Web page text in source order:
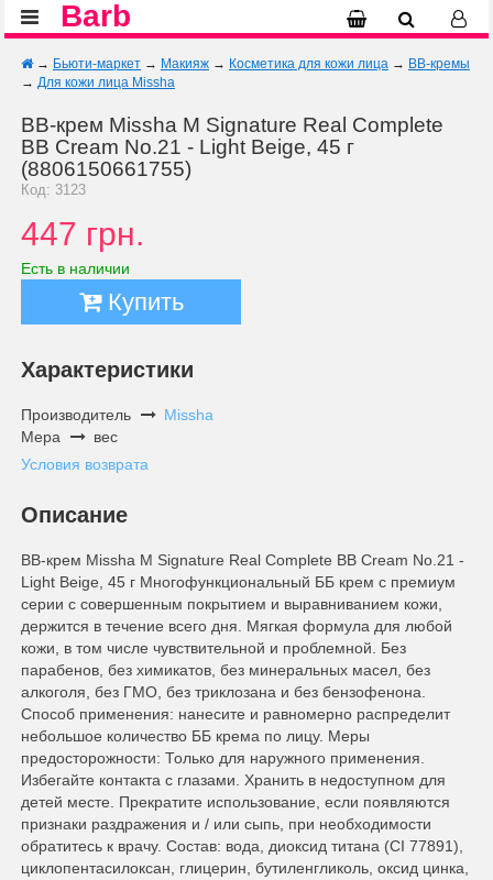
Barb
→ Бьюти-маркет → Макияж → Косметика для кожи лица → BB-кремы
→ Для кожи лица Missha
BB-крем Missha M Signature Real Complete
BB Cream No.21 - Light Beige, 45 г
(8806150661755)
Код: 3123
447 грн.
Есть в наличии
Купить
Характеристики
Производитель
Missha
Мера
вес
Условия возврата
Описание
BB-крем Missha M Signature Real Complete BB Cream No.21 -
Light Beige, 45 г Многофункциональный ББ крем с премиум
серии с совершенным покрытием и выравниванием кожи,
держится в течение всего дня. Мягкая формула для любой
кожи, в том числе чувствительной и проблемной. Без
парабенов, без химикатов, без минеральных масел, без
алкоголя, без ГMO, без триклозана и без бензофенона.
Способ применения: нанесите и равномерно распределит
небольшое количество ББ крема по лицу. Меры
предосторожности: Только для наружного применения.
Избегайте контакта с глазами. Хранить в недоступном для
детей месте. Прекратите использование, если появляются
признаки раздражения и / или сыпь, при необходимости
обратитесь к врачу. Состав: вода, диоксид титана (CI 77891),
циклопентасилоксан, глицерин, бутиленгликоль, оксид цинка,